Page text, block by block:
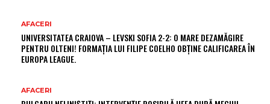
AFACERI
UNIVERSITATEA CRAIOVA – LEVSKI SOFIA 2-2: O MARE DEZAMĂGIRE
PENTRU OLTENI! FORMAȚIA LUI FILIPE COELHO OBȚINE CALIFICAREA ÎN
EUROPA LEAGUE.
AFACERI